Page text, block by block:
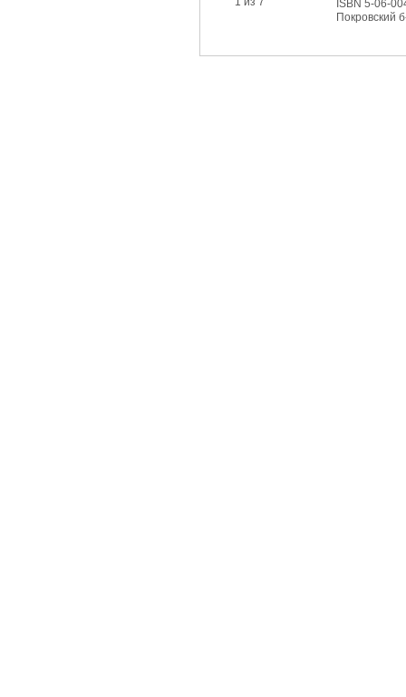
ISBN 5-06-
Покровский